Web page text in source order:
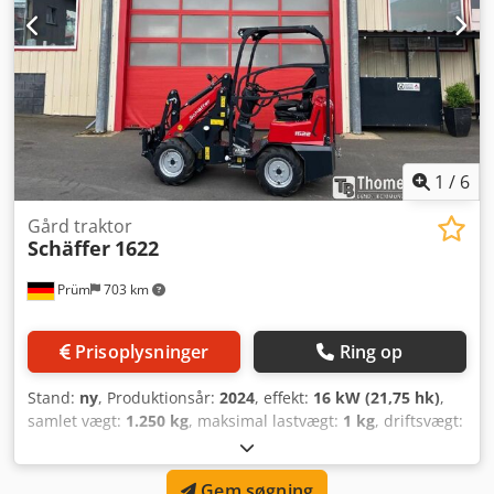
1 / 6
Prüm 703 km
Gård traktor
Schäffer 1622
Prisoplysninger Ring op
Stand: ny, Produktionsår: 2024, effekt: 16 kW (21,75 hk),
samlet vægt: 1.250 kg, maksimal lastvægt: 1 kg, driftsvægt:
, _____Schäffer-læsser, type 1622, med
førerbeskyttelsestag, Kubota-dieselmotor D902, 16,2 kW =